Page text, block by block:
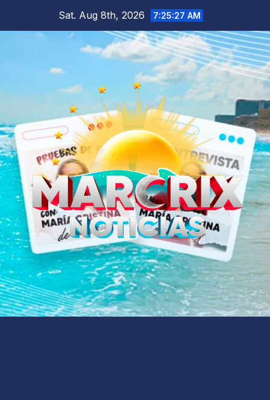
Sat. Aug 8th, 2026 7:25:28 AM